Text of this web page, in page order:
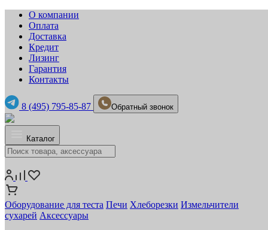
О компании
Оплата
Доставка
Кредит
Лизинг
Гарантия
Контакты
8 (495) 795-85-87 Обратный звонок
Каталог
Оборудование для теста Печи Хлеборезки Измельчители
сухарей Аксессуары